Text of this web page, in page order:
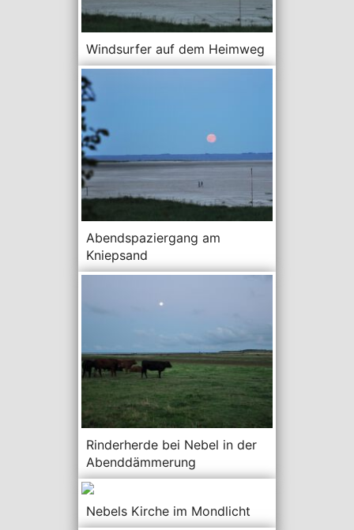
Windsurfer auf dem Heimweg
Abendspaziergang am
Kniepsand
Rinderherde bei Nebel in der
Abenddämmerung
Nebels Kirche im Mondlicht